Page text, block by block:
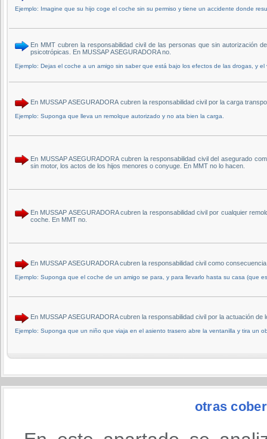
Ejemplo: Imagine que su hijo coge el coche sin su permiso y tiene un accidente donde
En MMT cubren la responsabilidad civil de las personas que sin autorización
psicotrópicas. En MUSSAP ASEGURADORA no.
Ejemplo: Dejas el coche a un amigo sin saber que está bajo los efectos de las drogas, y
En MUSSAP ASEGURADORA cubren la responsabilidad civil por la carga
Ejemplo: Suponga que lleva un remolque autorizado y no ata bien la carga.
En MUSSAP ASEGURADORA cubren la responsabilidad civil del asegurado
sin motor, los actos de los hijos menores o conyuge. En MMT no lo hacen.
En MUSSAP ASEGURADORA cubren la responsabilidad civil por cualquier
coche. En MMT no.
En MUSSAP ASEGURADORA cubren la responsabilidad civil como
Ejemplo: Suponga que el coche de un amigo se para, y para llevarlo hasta su casa (que
En MUSSAP ASEGURADORA cubren la responsabilidad civil por la actuación
Ejemplo: Suponga que un niño que viaja en el asiento trasero abre la ventanilla y tira un
otras